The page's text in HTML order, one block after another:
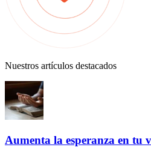
Nuestros artículos destacados
Aumenta la esperanza en tu